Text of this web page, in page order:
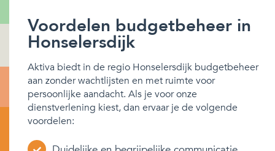
Voordelen budgetbeheer in
Honselersdijk
Aktiva biedt in de regio Honselersdijk budgetbeheer
aan zonder wachtlijsten en met ruimte voor
persoonlijke aandacht. Als je voor onze
dienstverlening kiest, dan ervaar je de volgende
voordelen: